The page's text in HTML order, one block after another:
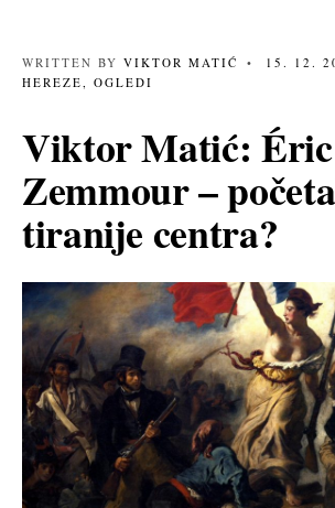
WRITTEN BY VIKTOR MATIĆ • 15. 12.
HEREZE, OGLEDI
Viktor Matić: Éric
Zemmour –
tiranije centra?